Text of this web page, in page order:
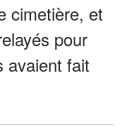
cimetière, et
pour
avaient fait